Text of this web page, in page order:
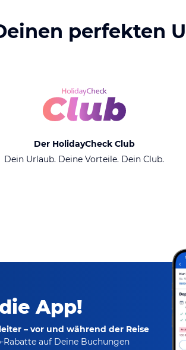
perfekten
Der HolidayCheck Club
Dein Urlaub. Deine Vorteile. Dein Club.
App!
– vor und während der Reise
Rabatteauf Deine Buchungen